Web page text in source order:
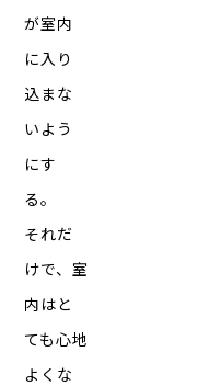
が室内
に入り
込まな
いよう
にす
る。
それだ
けで、室
内はと
ても心地
よくな